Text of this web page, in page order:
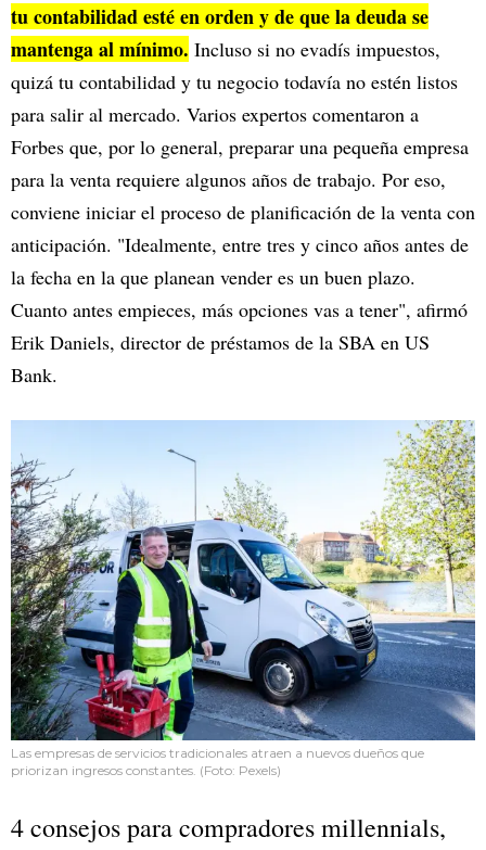
tu contabilidad esté en orden y de que la deuda se
mantenga al mínimo. Incluso si no evadís impuestos,
quizá tu contabilidad y tu negocio todavía no estén listos
para salir al mercado. Varios expertos comentaron a
Forbes que, por lo general, preparar una pequeña empresa
para la venta requiere algunos años de trabajo. Por eso,
conviene iniciar el proceso de planificación de la venta con
anticipación. "Idealmente, entre tres y cinco años antes de
la fecha en la que planean vender es un buen plazo.
Cuanto antes empieces, más opciones vas a tener", afirmó
Erik Daniels, director de préstamos de la SBA en US
Bank.
Las empresas de servicios tradicionales atraen a nuevos dueños que
priorizan ingresos constantes. (Foto: Pexels)
4 consejos para compradores millennials,